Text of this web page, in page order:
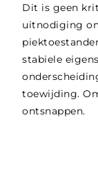
Dit is geen
uitnodiging
stabiele
toewijding.
ontsnappen.